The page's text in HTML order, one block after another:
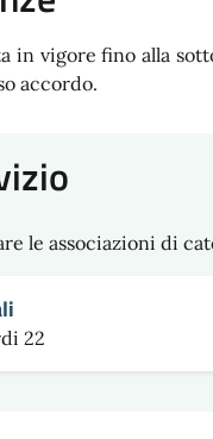
in vigore fino alla
accordo.
le associazioni di
22